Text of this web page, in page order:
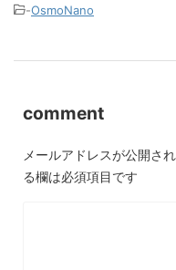
-OsmoNano
comment
メールアドレスが公開さ
る欄は必須項目です